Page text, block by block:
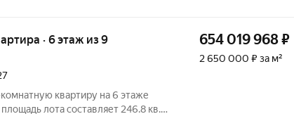
· 6 этаж из 9
квартиру на 6 этаже
лота составляет 246.8 кв.м.
654 019 968₽
2 650 000 ₽ за м²